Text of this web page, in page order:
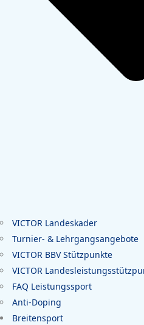
VICTOR Landeskader
Turnier- & Lehrgangsangebote
VICTOR BBV Stützpunkte
VICTOR
FAQ Leistungssport
Anti-Doping
Breitensport